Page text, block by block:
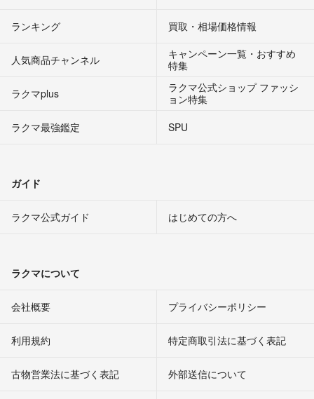
ランキング 買取・相場価格情報
人気商品チャンネル
キャンペーン一覧・おすすめ
特集
ラクマplus
ラクマ公式ショップ ファッシ
ョン特集
ラクマ最強鑑定
SPU
ガイド
ラクマ公式ガイド はじめての方へ
ラクマについて
会社概要 プライバシーポリシー
利用規約 特定商取引法に基づく表記
古物営業法に基づく表記 外部送信について